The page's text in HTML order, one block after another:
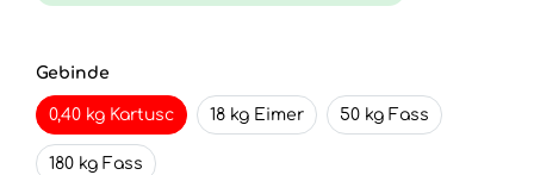
Gebinde
0,40 kg Kartusc 18 kg Eimer 50 kg Fass
180 kg Fass